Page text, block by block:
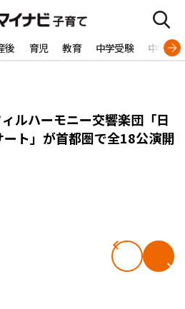
後 育児 教育 中学受験 中学生
ルハーモニー交響楽団「日
ト」が首都圏で全18公演開